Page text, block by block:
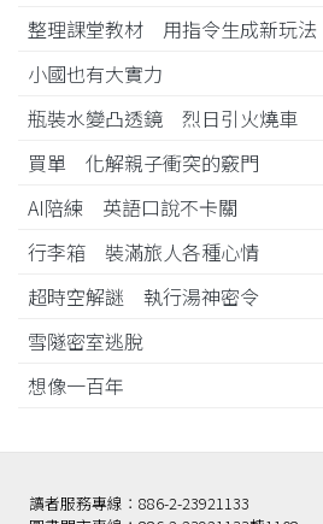
整理課堂教材 用指令生成新玩法
小國也有大實力
瓶裝水變凸透鏡 烈日引火燒車
買單 化解親子衝突的竅門
AI陪練 英語口說不卡關
行李箱 裝滿旅人各種心情
超時空解謎 執行湯神密令
雪隧密室逃脫
想像一百年
讀者服務專線：886-2-23921133